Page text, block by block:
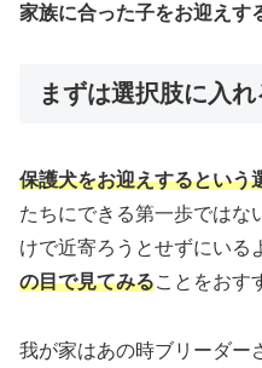
家族に合った子をお迎えす
まずは選択肢に入
保護犬をお迎えするという
たちにできる第一歩ではな
けで近寄ろうとせずにいる
の目で見てみることをおす
我が家はあの時ブリーダー